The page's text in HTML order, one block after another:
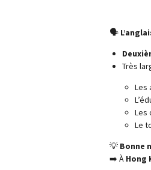
🗣️
Très
Les
Les
Le
💡 Bonne
➡️ À Hong